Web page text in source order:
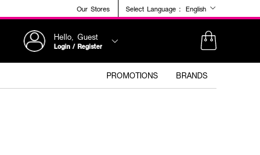
Our Stores Select Language : English
Hello, Guest
Login / Register
PROMOTIONS BRANDS